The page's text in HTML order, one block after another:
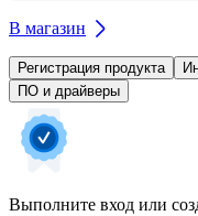
В магазин
Регистрация продукта
ПО и драйверы
Выполните вход или